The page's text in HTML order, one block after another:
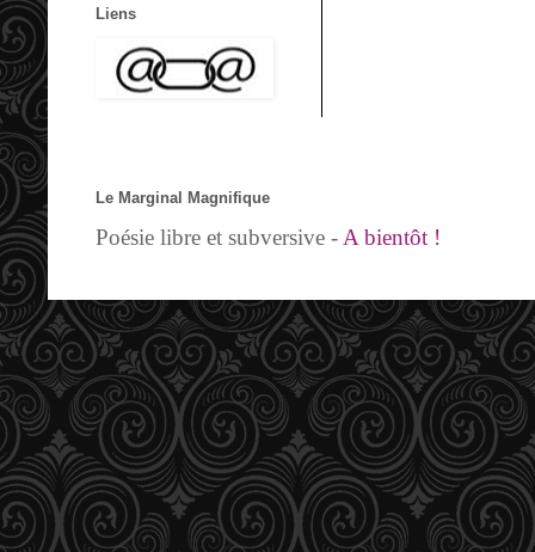
Liens
Le Marginal Magnifique
Poésie libre et subversive - A bientôt !